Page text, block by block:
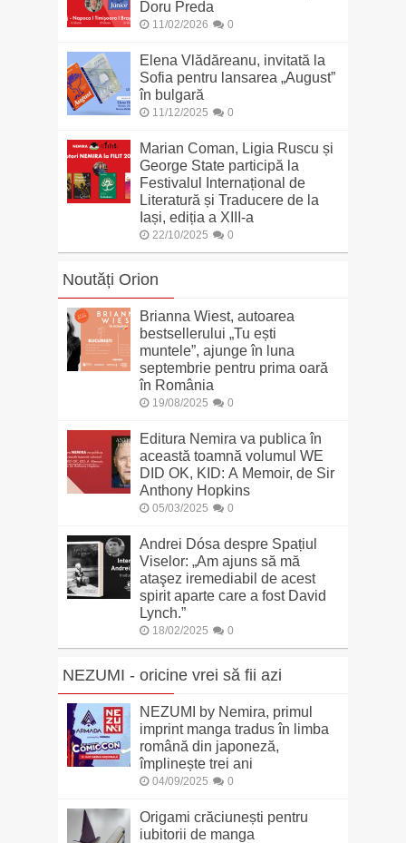
Doru Preda
11/02/2026 0
Elena Vlădăreanu, invitată la
Sofia pentru lansarea „August”
în bulgară
11/12/2025 0
Marian Coman, Ligia Ruscu și
George State participă la
Festivalul Internațional de
Literatură și Traducere de la
Iași, ediția a XIII-a
22/10/2025 0
Noutăți Orion
Brianna Wiest, autoarea
bestsellerului „Tu ești
muntele”, ajunge în luna
septembrie pentru prima oară
în România
19/08/2025 0
Editura Nemira va publica în
această toamnă volumul WE
DID OK, KID: A Memoir, de Sir
Anthony Hopkins
05/03/2025 0
Andrei Dósa despre Spațiul
Viselor: „Am ajuns să mă
ataşez iremediabil de acest
spirit aparte care a fost David
Lynch.”
18/02/2025 0
NEZUMI - oricine vrei să fii azi
NEZUMI by Nemira, primul
imprint manga tradus în limba
română din japoneză,
împlinește trei ani
04/09/2025 0
Origami crăciunești pentru
iubitorii de manga